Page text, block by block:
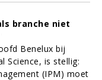
branche niet
Benelux bij
Science, is stellig:
(IPM) moet